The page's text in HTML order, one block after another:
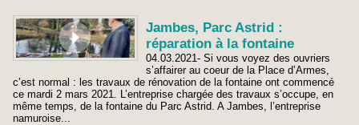
Jambes, Parc Astrid :
réparation à la fontaine
04.03.2021- Si vous voyez des ouvriers
s’affairer au coeur de la Place d’Armes,
c’est normal : les travaux de rénovation de la fontaine ont commencé
ce mardi 2 mars 2021. L’entreprise chargée des travaux s’occupe, en
même temps, de la fontaine du Parc Astrid. A Jambes, l’entreprise
namuroise...